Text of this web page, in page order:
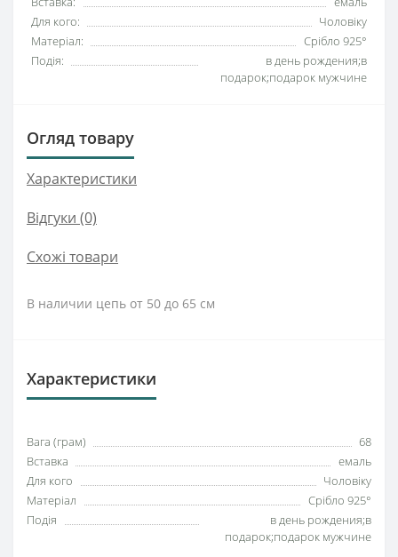
Для кого:
Чоловіку
Матеріал:
Срібло 925°
Подія:
в день рождения;в
подарок;подарок мужчине
Огляд товару
Характеристики
Відгуки (0)
Схожі товари
В наличии цепь от 50 до 65 см
Характеристики
Вага (грам)
68
Вставка
емаль
Для кого
Чоловіку
Матеріал
Срібло 925°
Подія
в день рождения;в
подарок;подарок мужчине